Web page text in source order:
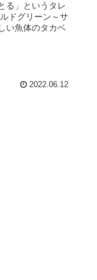
る」というタレ
ドグリーン～サ
い魚体のタカベ
2022.06.12